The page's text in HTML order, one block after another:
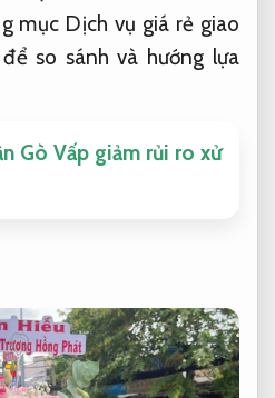
mục Dịch vụ giá rẻ giao
so sánh và hướng lựa
Gò Vấp giảm rủi ro xử